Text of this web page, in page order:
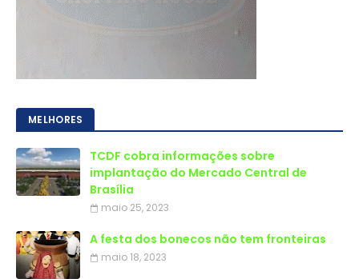
MELHORES
TCDF cobra informações sobre
implantação do Mercado Central de
Brasília
maio 25, 2023
A festa dos bonecos não tem fronteiras
maio 18, 2023